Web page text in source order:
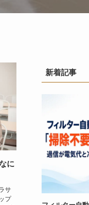
に
サ
プ
新着記事